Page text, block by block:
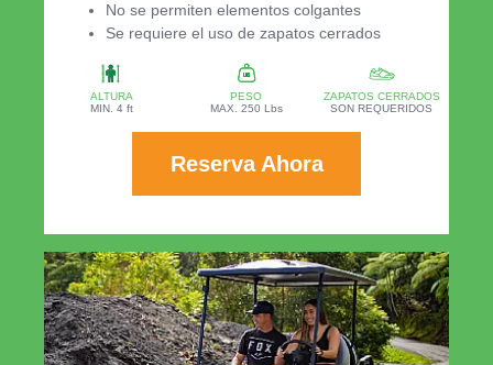
No se permiten elementos colgantes
Se requiere el uso de zapatos cerrados
ALTURA
MIN. 4 ft
PESO
MAX. 250 Lbs
ZAPATOS CERRADOS
SON REQUERIDOS
Reserva Ahora